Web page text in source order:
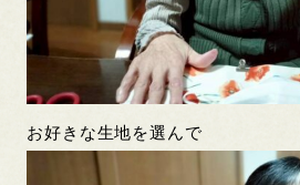
お好きな生地を選んで